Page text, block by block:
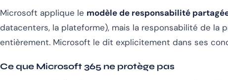
Microsoft applique le modèle de responsabilité
datacenters, la plateforme), mais la responsabilité de la
entièrement. Microsoft le dit explicitement dans ses
Ce que Microsoft 365 ne protège pas